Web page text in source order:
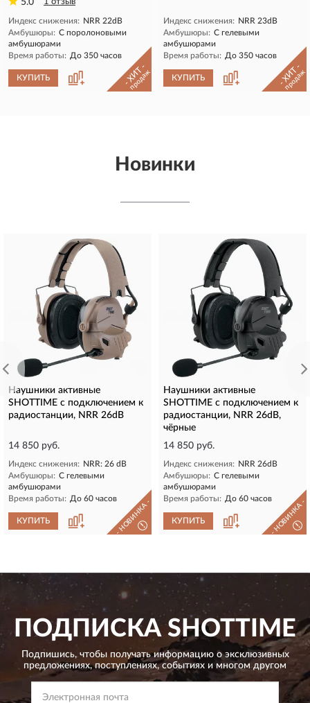
Индекс снижения: NRR 22dB
Амбушюры: С поролоновыми
амбушюрами
Время работы: До 350 часов
КУПИТЬ - ХИТ -
продаж
Индекс снижения: NRR 23dB
Амбушюры: С гелевыми
амбушюрами
Время работы: До 350 часов
КУПИТЬ - ХИТ -
продаж
Новинки
Наушники активные
SHOTTIME с подключением к
радиостанции, NRR 26dB
14 850 руб.
Индекс снижения: NRR: 26 dB
Амбушюры: С гелевыми
амбушюрами
Время работы: До 60 часов
КУПИТЬ - НОВИНКА -
!
Наушники активные
SHOTTIME с подключением к
радиостанции, NRR 26dB,
чёрные
14 850 руб.
Индекс снижения: NRR 26dB
Амбушюры: С гелевыми
амбушюрами
Время работы: До 60 часов
КУПИТЬ - НОВИНКА -
!
ПОДПИСКА SHOTTIME
Подпишись, чтобы получать информацию о эксклюзивных
предложениях,поступлениях, событиях и многом другом